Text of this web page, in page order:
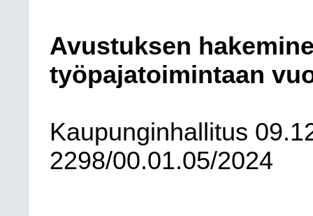
Avustuksen
työpajatoimintaan
Kaupunginhallitus
2298/00.01.05/2024